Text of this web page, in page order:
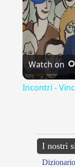
Watch on
Incontri -
I nostri